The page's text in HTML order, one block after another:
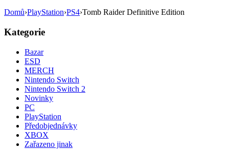
Domů›PlayStation›PS4›Tomb Raider Definitive Edition
Kategorie
Bazar
ESD
MERCH
Nintendo Switch
Nintendo Switch 2
Novinky
PC
PlayStation
Předobjednávky
XBOX
Zařazeno jinak